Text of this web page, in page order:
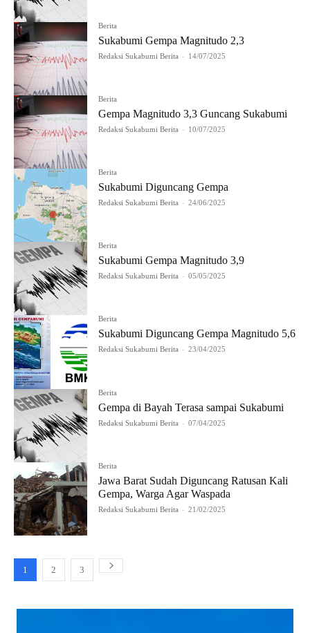
Berita
Sukabumi Gempa Magnitudo 2,3
Redaksi Sukabumi Berita - 14/07/2025
Berita
Gempa Magnitudo 3,3 Guncang Sukabumi
Redaksi Sukabumi Berita - 10/07/2025
Berita
Sukabumi Diguncang Gempa
Redaksi Sukabumi Berita - 24/06/2025
Berita
Sukabumi Gempa Magnitudo 3,9
Redaksi Sukabumi Berita - 05/05/2025
Berita
Sukabumi Diguncang Gempa Magnitudo 5,6
Redaksi Sukabumi Berita - 23/04/2025
Berita
Gempa di Bayah Terasa sampai Sukabumi
Redaksi Sukabumi Berita - 07/04/2025
Berita
Jawa Barat Sudah Diguncang Ratusan Kali
Gempa, Warga Agar Waspada
Redaksi Sukabumi Berita - 21/02/2025
1 2 3